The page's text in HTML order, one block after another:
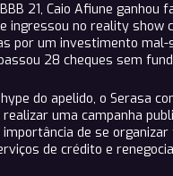
21, Caio Afiune ganhou
ingressou no reality show
por um investimento mal-
28 cheques sem
do apelido, o Serasa
uma campanha
de se
de crédito e